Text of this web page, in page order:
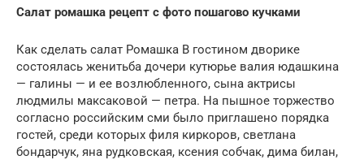
Салат ромашка рецепт с фото пошагово кучками
Как сделать салат Ромашка В гостином дворике
состоялась женитьба дочери кутюрье валия юдашкина
— галины — и ее возлюбленного, сына актрисы
людмилы максаковой — петра. На пышное торжество
согласно российским сми было приглашено порядка
гостей, среди которых филя киркоров, светлана
бондарчук, яна рудковская, ксения собчак, дима билан,